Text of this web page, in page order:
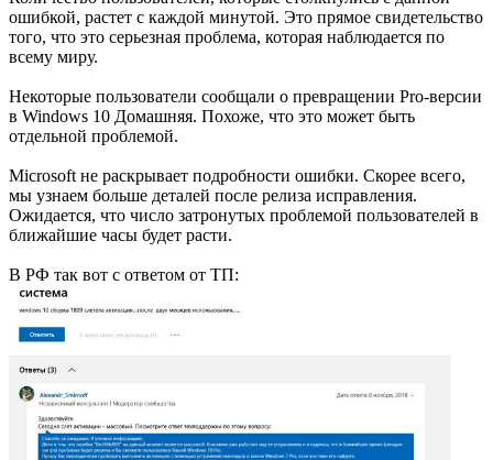
ошибкой, растет с каждой минутой. Это прямое свидетельство
того, что это серьезная проблема, которая наблюдается по
всему миру.
Некоторые пользователи сообщали о превращении Pro-версии
в Windows 10 Домашняя. Похоже, что это может быть
отдельной проблемой.
Microsoft не раскрывает подробности ошибки. Скорее всего,
мы узнаем больше деталей после релиза исправления.
Ожидается, что число затронутых проблемой пользователей в
ближайшие часы будет расти.
В РФ так вот с ответом от ТП: